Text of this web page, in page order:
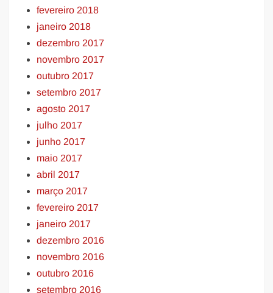
fevereiro 2018
janeiro 2018
dezembro 2017
novembro 2017
outubro 2017
setembro 2017
agosto 2017
julho 2017
junho 2017
maio 2017
abril 2017
março 2017
fevereiro 2017
janeiro 2017
dezembro 2016
novembro 2016
outubro 2016
setembro 2016